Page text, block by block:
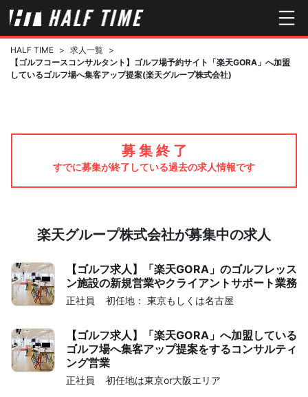
HALF TIME > 求人一覧 >
【ゴルフコースコンサルタント】ゴルフ場予約サイト「楽天GORA」へ加盟
しているゴルフ場へ集客アップ提案(楽天グループ株式会社)
募 集 終 了
すでに募集が終了している過去の求人情報です
楽天グループ株式会社が募集中の求人
【ゴルフ求人】「楽天GORA」のゴルフレッス
ン施設の新規営業やクライアントサポート業務
正社員 初任地： 東京もしくは名古屋
【ゴルフ求人】「楽天GORA」へ加盟している
ゴルフ場へ集客アップ提案をするコンサルティ
ング営業
正社員 初任地は東京or大阪エリア